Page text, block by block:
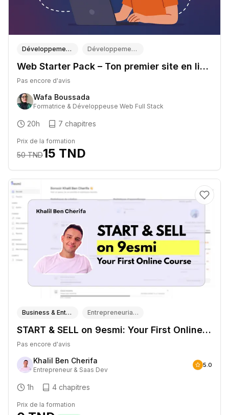
Développement (Tech & Informatique) Développement Web (Front-end, Back-end, Full-stack)
Web Starter Pack – Ton premier site en ligne 🚀
Pas encore d'avis
Wafa Boussada
Formatrice & Développeuse Web Full Stack
20h 7 chapitres
Prix de la formation
50TND15 TND
Business & Entrepreneuriat Entrepreneuriat & Startups
START & SELL on 9esmi: Your First Online Course
Pas encore d'avis
Khalil Ben Cherifa
Entrepreneur & Saas Dev
5.0
1h 4 chapitres
Prix de la formation